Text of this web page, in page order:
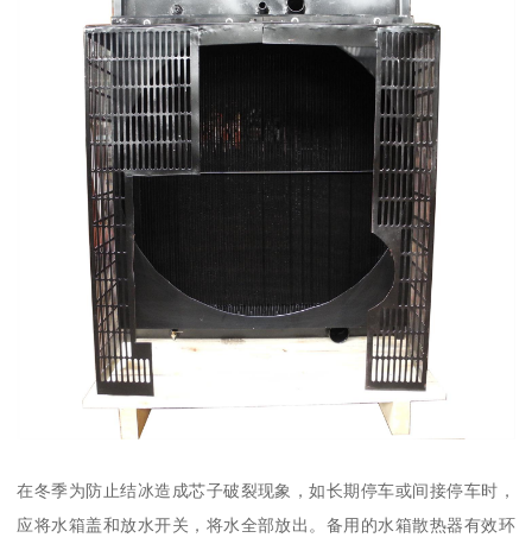
在冬季为防止结冰造成芯子破裂现象，如长期停车或间接停车时，
应将水箱盖和放水开关，将水全部放出。备用的水箱散热器有效环